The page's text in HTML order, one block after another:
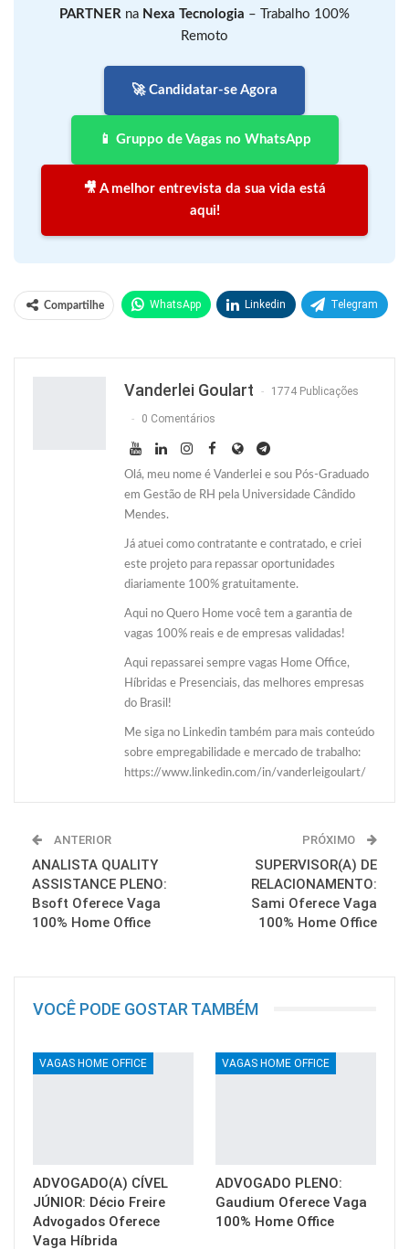
PARTNER na Nexa Tecnologia – Trabalho 100%
Remoto
🚀 Candidatar-se Agora
📱 Gruppo de Vagas no WhatsApp
🎥 A melhor entrevista da sua vida está
aqui!
Compartilhe WhatsApp Linkedin Telegram
Vanderlei Goulart 1774 Publicações
0 Comentários
Olá, meu nome é Vanderlei e sou Pós-Graduado
em Gestão de RH pela Universidade Cândido
Mendes.
Já atuei como contratante e contratado, e criei
este projeto para repassar oportunidades
diariamente 100% gratuitamente.
Aqui no Quero Home você tem a garantia de
vagas 100% reais e de empresas validadas!
Aqui repassarei sempre vagas Home Office,
Híbridas e Presenciais, das melhores empresas
do Brasil!
Me siga no Linkedin também para mais conteúdo
sobre empregabilidade e mercado de trabalho:
https://www.linkedin.com/in/vanderleigoulart/
ANTERIOR
ANALISTA QUALITY
ASSISTANCE PLENO:
Bsoft Oferece Vaga
100% Home Office
PRÓXIMO
SUPERVISOR(A) DE
RELACIONAMENTO:
Sami Oferece Vaga
100% Home Office
VOCÊ PODE GOSTAR TAMBÉM
VAGAS HOME OFFICE
ADVOGADO(A) CÍVEL
JÚNIOR: Décio Freire
Advogados Oferece
Vaga Híbrida
VAGAS HOME OFFICE
ADVOGADO PLENO:
Gaudium Oferece Vaga
100% Home Office